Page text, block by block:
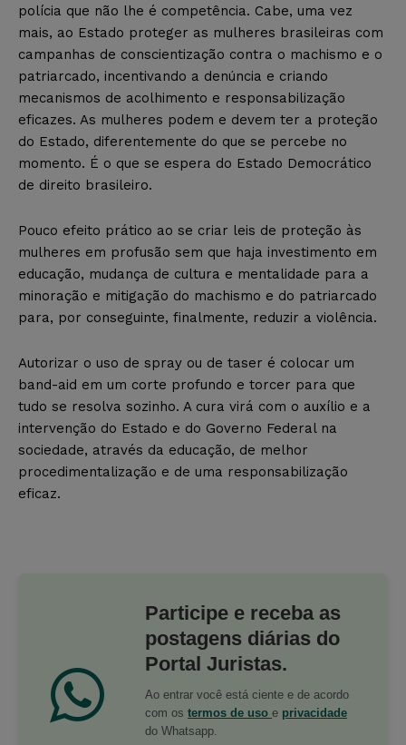
polícia que não lhe é competência. Cabe, uma vez
mais, ao Estado proteger as mulheres brasileiras com
campanhas de conscientização contra o machismo e o
patriarcado, incentivando a denúncia e criando
mecanismos de acolhimento e responsabilização
eficazes. As mulheres podem e devem ter a proteção
do Estado, diferentemente do que se percebe no
momento. É o que se espera do Estado Democrático
de direito brasileiro.
Pouco efeito prático ao se criar leis de proteção às
mulheres em profusão sem que haja investimento em
educação, mudança de cultura e mentalidade para a
minoração e mitigação do machismo e do patriarcado
para, por conseguinte, finalmente, reduzir a violência.
Autorizar o uso de spray ou de taser é colocar um
band-aid em um corte profundo e torcer para que
tudo se resolva sozinho. A cura virá com o auxílio e a
intervenção do Estado e do Governo Federal na
sociedade, através da educação, de melhor
procedimentalização e de uma responsabilização
eficaz.
Participe e receba as
postagens diárias do
Portal Juristas.
Ao entrar você está ciente e de acordo
com os termos de uso e privacidade
do Whatsapp.